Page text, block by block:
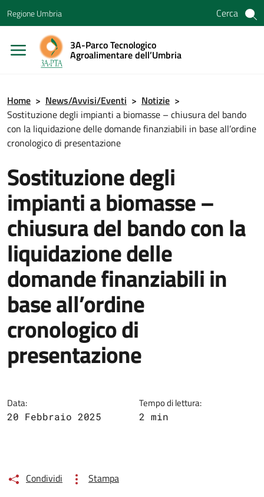
Vai al menu di navigazione
Vai al footer
Regione Umbria Cerca
3A-Parco Tecnologico
Agroalimentare dell’Umbria
Home > News/Avvisi/Eventi > Notizie >
Sostituzione degli impianti a biomasse – chiusura del bando
con la liquidazione delle domande finanziabili in base all’ordine
cronologico di presentazione
Sostituzione degli
impianti a biomasse –
chiusura del bando con la
liquidazione delle
domande finanziabili in
base all’ordine
cronologico di
presentazione
Data:
20 Febbraio 2025
Tempo di lettura:
2 min
Condividi Stampa